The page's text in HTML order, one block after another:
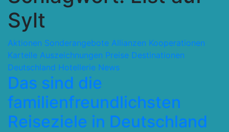
Sylt
Aktionen Sonderangebote Allianzen Kooperationen
Kartelle Auszeichnungen Preise Destinationen
Deutschland Hotellerie News
Das sind die
familienfreundlichsten
Reiseziele in Deutschland